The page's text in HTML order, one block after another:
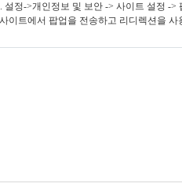
설정->개인정보 및 보안 -> 사이트 설정 ->
이트에서 팝업을 전송하고 리디렉션을